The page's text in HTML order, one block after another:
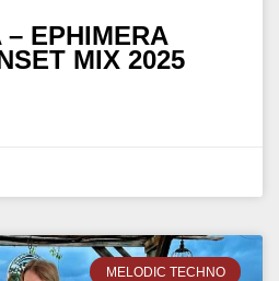
EPHIMERA
MIX 2025
MELODIC TECHNO